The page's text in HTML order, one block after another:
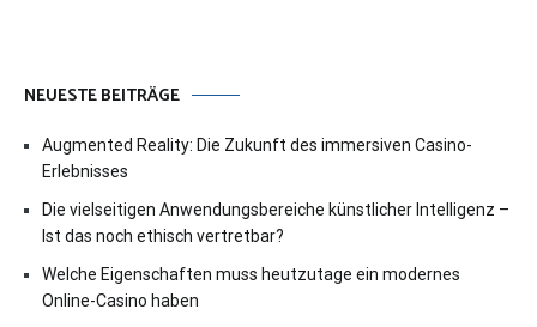
NEUESTE BEITRÄGE
Augmented Reality: Die Zukunft des immersiven Casino-
Erlebnisses
Die vielseitigen Anwendungsbereiche künstlicher Intelligenz –
Ist das noch ethisch vertretbar?
Welche Eigenschaften muss heutzutage ein modernes
Online-Casino haben